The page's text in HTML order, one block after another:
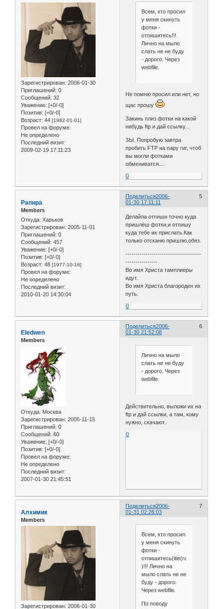
Зарегистрирован: 2006-01-30
Приглашений: 0
Сообщений: 32
Уважение: [+0/-0]
Позитив: [+0/-0]
Возраст: 44 [1982-01-01]
Провел на форуме:
Не определено
Последний визит:
2009-02-19 17:11:23
Всем, кто просил
у меня скинуть
фотки -
отпишитесь!!!
Лично на мыло
слать не не буду
- дорого. Через
webfile.
Не помню просил или нет, но
щас прошу
Закинь плиз фотки на какой
нибудь ftp и дай ссылку...
ЗЫ. Попробую завтра
пробить FTP на пару гиг, чтоб
вы могли фотками
обмениватся....
0
Поделиться 5
2006-
01-30 17:11:11
Рапира
Members
Откуда: Харьков
Зарегистрирован: 2005-11-01
Приглашений: 0
Сообщений: 457
Уважение: [+0/-0]
Позитив: [+0/-0]
Возраст: 48 [1977-10-16]
Провел на форуме:
Не определено
Последний визит:
2010-01-20 14:30:04
Делайла отпиши точно куда
пришлёш фотки,и отпишу
куда тебе их прислать.Как
только отсканю пришлю,обяз.
--------------------------------------
----------------
Во имя Христа тамплиеры
идут.
Во имя Христа благороден их
путь.
0
Поделиться 6
2006-
01-30 21:52:08
Eledwen
Members
Откуда: Москва
Зарегистрирован: 2005-11-15
Приглашений: 0
Сообщений: 60
Уважение: [+0/-0]
Позитив: [+0/-0]
Провел на форуме:
Не определено
Последний визит:
2007-01-30 21:45:51
Лично на мыло
слать не не буду
- дорого. Через
webfile.
Действительно, выложи их на
ftp и дай ссылки, а там, кому
нужно, скачают.
0
Поделиться 7
2006-
01-31 02:26:03
Алхимик
Members
Зарегистрирован: 2006-01-30
Всем, кто просил
у меня скинуть
фотки -
отпишитесь(itie(гав)newmail.ru
)!!! Лично на
мыло слать не не
буду - дорого.
Через webfile.
По поводу